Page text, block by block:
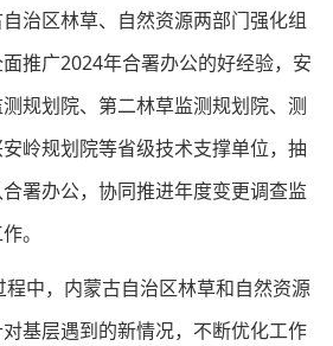
治区林草、自然资源两部门强化组
推广2024年合署办公的好经验，安
规划院、第二林草监测规划院、测
岭规划院等省级技术支撑单位，抽
署办公，协同推进年度变更调查监
。
中，内蒙古自治区林草和自然资源
基层遇到的新情况，不断优化工作